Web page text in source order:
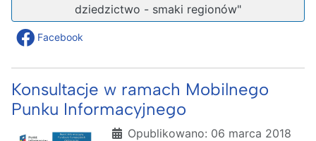
dziedzictwo - smaki regionów"
Facebook
Konsultacje w ramach Mobilnego
Punku Informacyjnego
Szczegóły
Opublikowano: 06 marca 2018